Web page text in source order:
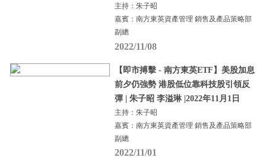
主持：朱子昭
嘉賓：南方東英資產管理 銷售及產品策略部
副總
2022/11/08
【即市搏擊 - 南方東英ETF】美股加息
前夕仍強勢 港股低位靠科技股引領反
彈 | 朱子昭 李溢琳 |2022年11月1日
主持：朱子昭
嘉賓：南方東英資產管理 銷售及產品策略部
副總
2022/11/01